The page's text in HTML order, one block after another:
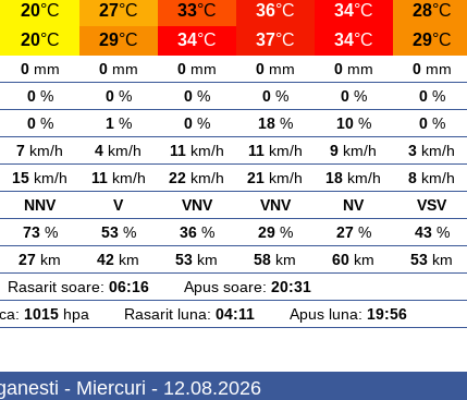
20°C 27°C 33°C 36°C 34°C 28°C
20°C 29°C 34°C 37°C 34°C 29°C
0mm 0mm 0mm 0mm 0mm 0mm
0% 0% 0% 0% 0% 0%
0% 1% 0% 18% 10% 0%
7 km/h 4 km/h 11km/h 11km/h 9 km/h 3 km/h
15 km/h 11km/h 22 km/h 21 km/h 18 km/h 8 km/h
NNV V VNV VNV NV VSV
73% 53% 36% 29% 27% 43%
27 km 42 km 53 km 58 km 60 km 53 km
soare: 06:16 Apus soare: 20:31
1015hpa Rasarit luna: 04:11Apus luna: 19:56
- Miercuri - 12.08.2026